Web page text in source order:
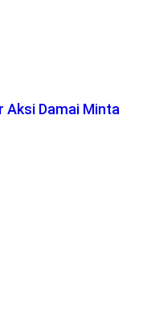
Aksi Damai Minta